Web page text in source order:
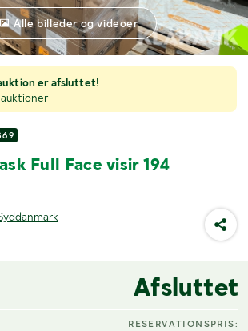
er afsluttet!
Full Face visir 194
Alle billeder og videoer
Afsluttet
RESERVATIONSPRIS: